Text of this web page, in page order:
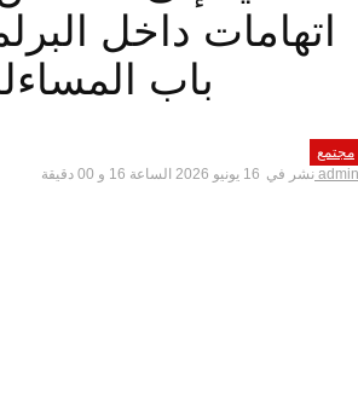
اتهامات داخل
باب
مجتمع
admin نشر في 16 يونيو 2026 الساعة 16 و 00 دقيقة